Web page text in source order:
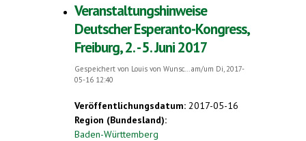
Veranstaltungshinweise
Deutscher Esperanto-Kongress,
Freiburg, 2. - 5. Juni 2017
Gespeichert von Louis von Wunsc...
am/um Di, 2017-
05-16 12:40
Veröffentlichungsdatum: 2017-05-16
Region (Bundesland):
Baden-Württemberg